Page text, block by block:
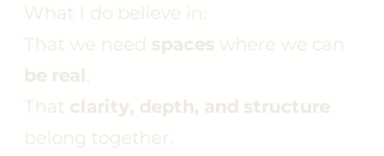
What I do believe in:
That we need spaces where we can
be real.
That clarity, depth, and structure
belong together.